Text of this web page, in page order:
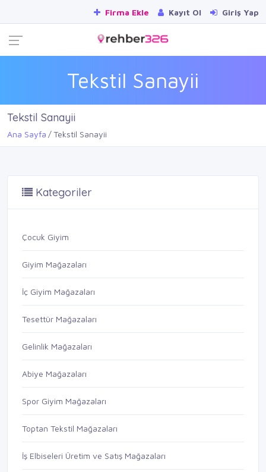
Firma Ekle Kayıt Ol Giriş Yap
Tekstil Sanayii
Tekstil Sanayii
Ana Sayfa Tekstil Sanayii
Kategoriler
Çocuk Giyim
Giyim Mağazaları
İç Giyim Mağazaları
Tesettür Mağazaları
Gelinlik Mağazaları
Abiye Mağazaları
Spor Giyim Mağazaları
Toptan Tekstil Mağazaları
İş Elbiseleri Üretim ve Satış Mağazaları